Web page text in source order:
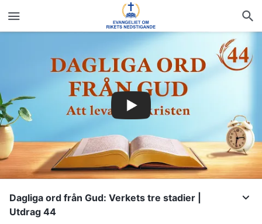
Dagliga ord från Gud: Verkets tre stadier |
Utdrag 44